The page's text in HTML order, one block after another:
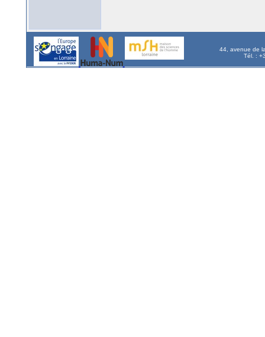
44, avenue de
Tél. :